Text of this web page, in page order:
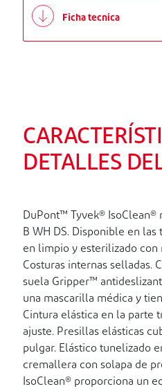
Ficha tecnica
DETALLES
DuPont™ Tyvek® IsoClean®
B WH DS. Disponible en las
en limpio y esterilizado con
Costuras internas selladas.
suela Gripper™
una mascarilla médica y
Cintura elástica en la parte
ajuste. Presillas elásticas
pulgar. Elástico tunelizado
cremallera con solapa de
IsoClean® proporciona un